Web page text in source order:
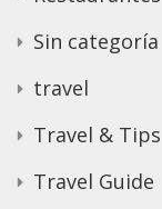
Sin categoría
travel
Travel & Tips
Travel Guide